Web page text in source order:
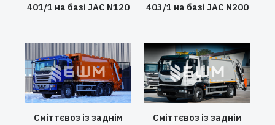
401/1 на базі JAC N120
403/1 на базі JAC N200
Сміттєвоз із заднім
Сміттєвоз із заднім